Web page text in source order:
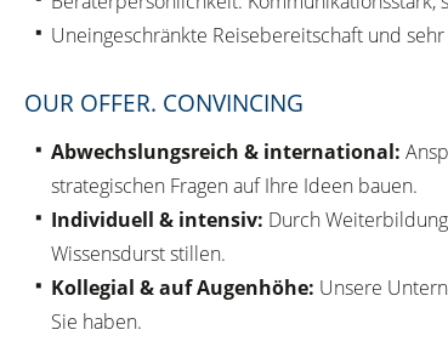
Uneingeschränkte Reisebereitschaft und
OUR OFFER. CONVINCING
Abwechslungsreich & international:
strategischen Fragen auf Ihre Ideen bauen.
Individuell & intensiv: Durch
Wissensdurst stillen.
Kollegial & auf Augenhöhe: Unsere
Sie haben.